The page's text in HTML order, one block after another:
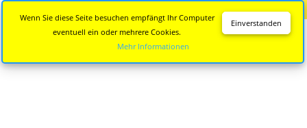
Einverstanden
Wenn Sie diese Seite besuchen empfängt Ihr Computer
eventuell ein oder mehrere Cookies.
Mehr Informationen